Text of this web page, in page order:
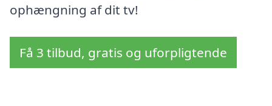
ophængning af dit tv!
Få 3 tilbud, gratis og uforpligtende